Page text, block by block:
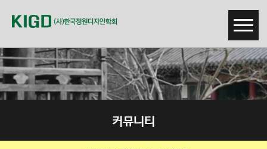
커뮤니티